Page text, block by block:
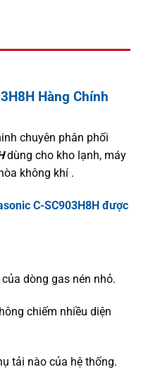
Hàng Chính
chuyên phân phối
dùng cho kho lạnh, máy
không khí .
C-SC903H8H được
dòng gas nén nhỏ.
chiếm nhiều diện
tải nào của hệ thống.